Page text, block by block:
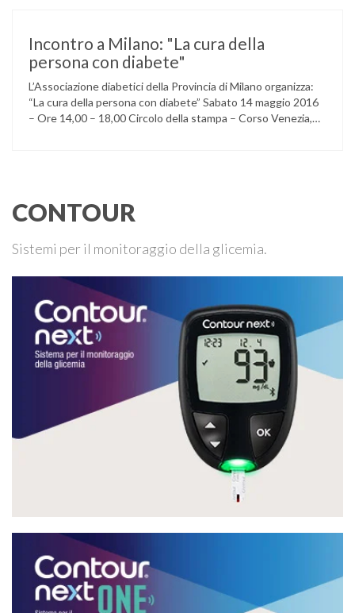
Incontro a Milano: "La cura della
persona con diabete"
L’Associazione diabetici della Provincia di Milano organizza:
“La cura della persona con diabete” Sabato 14 maggio 2016
– Ore 14,00 – 18,00 Circolo della stampa – Corso Venezia,
CONTOUR
Sistemi per il monitoraggio della glicemia.